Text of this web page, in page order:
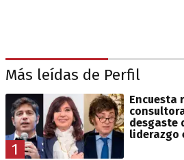
Más leídas de Perfil
1
Encuesta
desgaste
liderazgo